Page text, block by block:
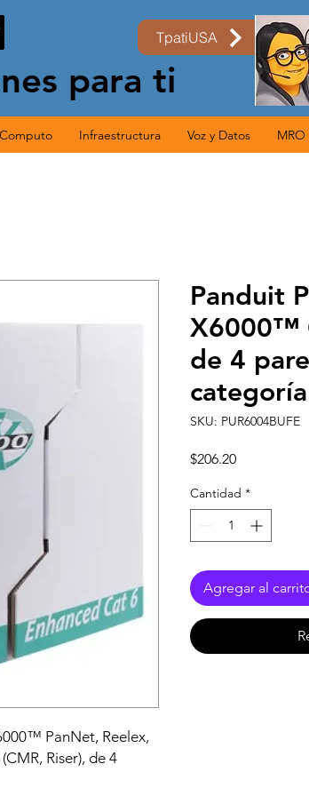
TpatiUSA
para ti
Computo Infraestructura Voz y Datos MRO
PanNet, Reelex,
Riser), de 4
Panduit
X6000™
de 4
SKU: PUR6004BUFE
$206.20Precio
Cantidad *
Agregar al